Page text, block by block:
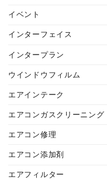
イベント
インターフェイス
インタープラン
ウインドウフィルム
エアインテーク
エアコンガスクリーニング
エアコン修理
エアコン添加剤
エアフィルター